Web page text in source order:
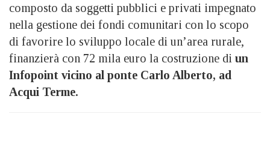
composto da soggetti pubblici e privati impegnato
nella gestione dei fondi comunitari con lo scopo
di favorire lo sviluppo locale di un’area rurale,
finanzierà con 72 mila euro la costruzione di un
Infopoint vicino al ponte Carlo Alberto, ad
Acqui Terme.